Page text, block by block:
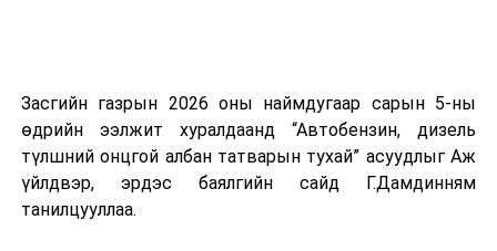
Засгийн газрын 2026 оны наймдугаар сарын 5-ны
өдрийн ээлжит хуралдаанд “Автобензин, дизель
түлшний онцгой албан татварын тухай” асуудлыг Аж
үйлдвэр, эрдэс баялгийн сайд Г.Дамдинням
танилцууллаа.